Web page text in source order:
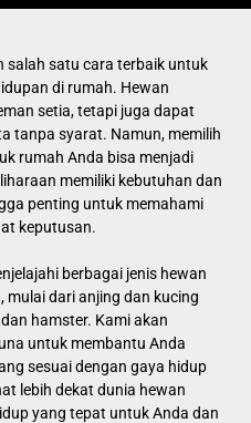
salah satu cara terbaik untuk
di rumah. Hewan
setia, tetapi juga dapat
tanpa syarat. Namun, memilih
rumah Anda bisa menjadi
memiliki kebutuhan dan
penting untuk memahami
keputusan.
berbagai jenis hewan
mulai dari anjing dan kucing
hamster. Kami akan
untuk membantu Anda
sesuai dengan gaya hidup
lebih dekat dunia hewan
yang tepat untuk Anda dan